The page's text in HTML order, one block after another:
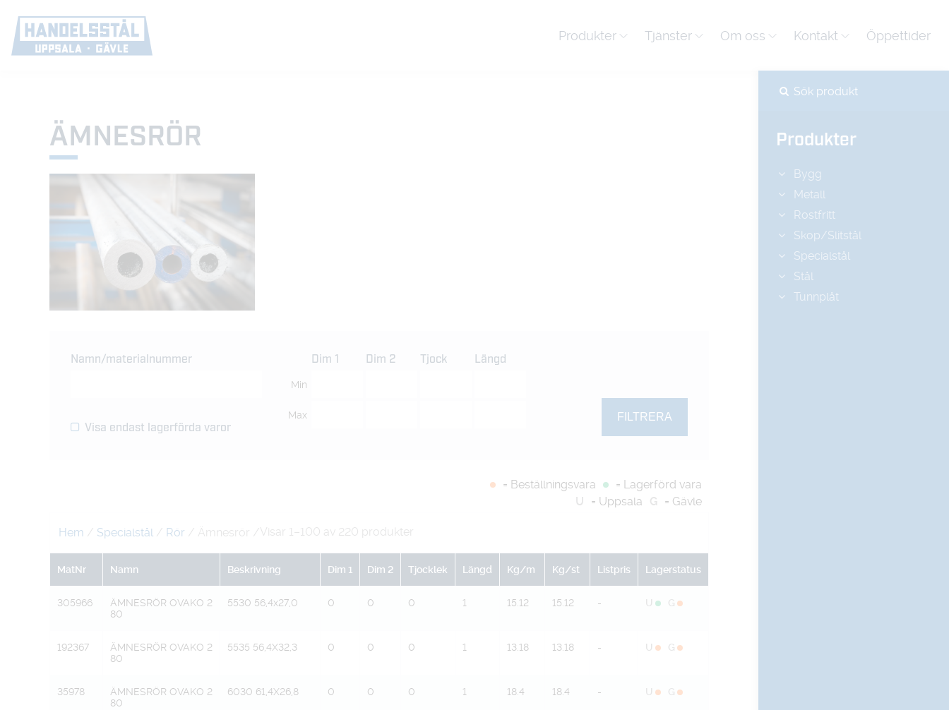
Produkter Tjänster Om oss Kontakt Öppettider
Produkter
Bygg
Metall
Rostfritt
Skop/Slitstål
Specialstål
Stål
Tunnplåt
ÄMNESRÖR
Namn/materialnummer
Visa endast lagerförda varor
Dim 1 Dim 2 Tjock Längd
Min
Max
= Beställningsvara
= Lagerförd vara
U
= Uppsala G = Gävle
Hem / Specialstål / Rör / Ämnesrör / Visar 1–100 av 220 produkter
MatNr Namn Beskrivning Dim 1 Dim 2 Tjocklek Längd Kg/m Kg/st Listpris Lagerstatus
305966
ÄMNESRÖR OVAKO 2
80
5530 56,4x27,0 0 0 0 1 15.12 15.12 - U G
192367
ÄMNESRÖR OVAKO 2
80
5535 56,4X32,3 0 0 0 1 13.18 13.18 - U G
35978
ÄMNESRÖR OVAKO 2
80
6030 61,4X26,8 0 0 0 1 18.4 18.4 - U G